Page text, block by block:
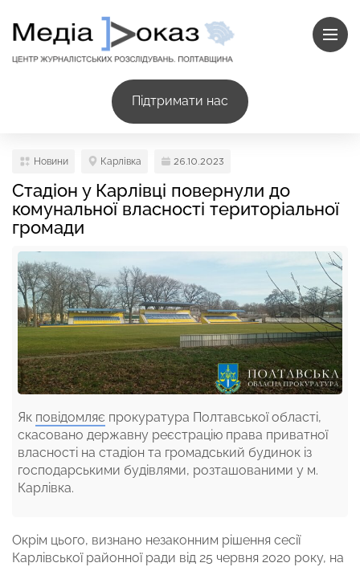
Підтримати нас
Новини Карлівка 26.10.2023
Стадіон у Карлівці повернули до
комунальної власності територіальної
громади
Як повідомляє прокуратура Полтавської області,
скасовано державну реєстрацію права приватної
власності на стадіон та громадський будинок із
господарськими будівлями, розташованими у м.
Карлівка.
Окрім цього, визнано незаконним рішення сесії
Карлівської районної ради від 25 червня 2020 року, на